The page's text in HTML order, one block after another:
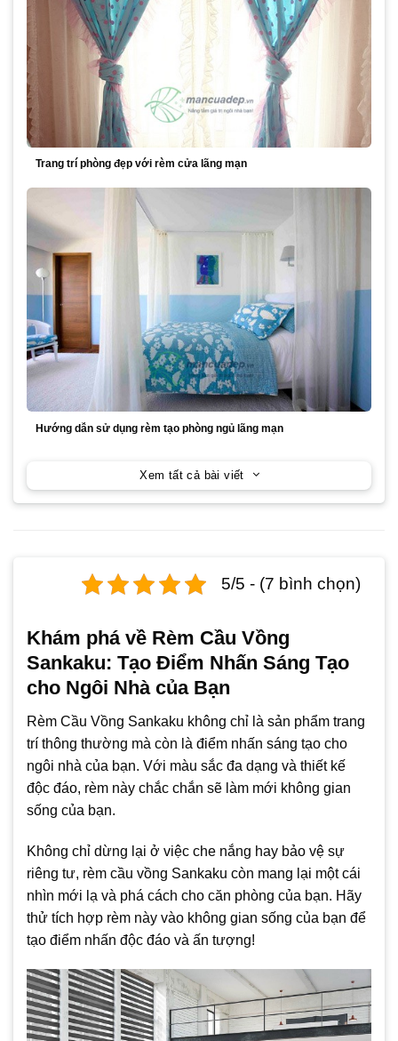
5/5 - (7 bình chọn)
Khám phá về Rèm Cầu Vồng
Sankaku: Tạo Điểm Nhấn Sáng Tạo
cho Ngôi Nhà của Bạn
Rèm Cầu Vồng Sankaku không chỉ là sản phẩm trang
trí thông thường mà còn là điểm nhấn sáng tạo cho
ngôi nhà của bạn. Với màu sắc đa dạng và thiết kế
độc đáo, rèm này chắc chắn sẽ làm mới không gian
sống của bạn.
Không chỉ dừng lại ở việc che nắng hay bảo vệ sự
riêng tư, rèm cầu vồng Sankaku còn mang lại một cái
nhìn mới lạ và phá cách cho căn phòng của bạn. Hãy
thử tích hợp rèm này vào không gian sống của bạn để
tạo điểm nhấn độc đáo và ấn tượng!
Trang trí phòng đẹp với rèm cửa lãng mạn
Hướng dẫn sử dụng rèm tạo phòng ngủ lãng mạn
Xem tất cả bài viết